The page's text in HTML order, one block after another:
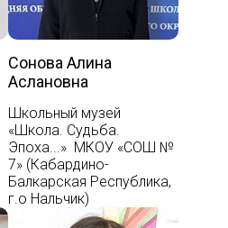
Сонова Алина
Аслановна
Школьный музей
«Школа. Судьба.
Эпоха...» МКОУ «СОШ №
7» (Кабардино-
Балкарская Республика,
г.о Нальчик)